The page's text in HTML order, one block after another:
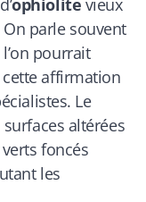
ophiolite vieux
On parle souvent
pourrait
affirmation
Le
altérées
foncés
les